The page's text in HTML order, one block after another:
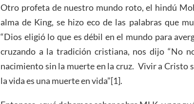
Otro profeta de nuestro mundo roto, el hindú
alma de King, se hizo eco de las palabras que
“Dios eligió lo que es débil en el mundo para
cruzando a la tradición cristiana, nos dijo “No
nacimiento sin la muerte en la cruz. Vivir a Cristo
la vida es una muerte en vida”[1].